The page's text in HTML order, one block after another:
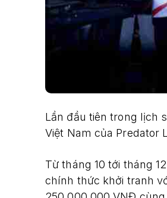
Lần đầu tiên trong lịch
Việt Nam của Predator
Từ tháng 10 tới tháng
chính thức khởi tranh